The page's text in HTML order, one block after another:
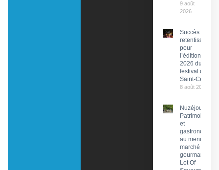
9 août
2026
Succès
retentissant
pour
l’édition
2026 du
festival de
Saint-Céré
8 août 2026
Nuzéjouls :
Patrimoine
et
gastronomie
au menu du
marché
gourmand
Lot Of